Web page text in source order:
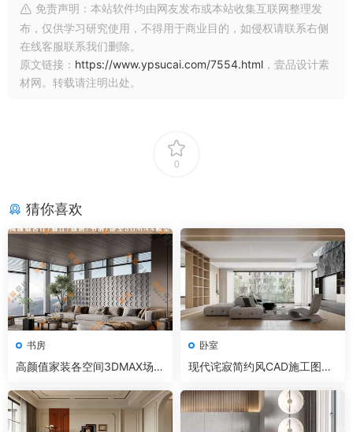
免责声明：本站软件均由网友发布或本站收集互联网整理发
布，仅供学习研究使用，不得用于商业目的，如侵权请联系右侧
在线客服联系我们删除。
原文链接： https://www.ypsucai.com/7554.html ，壹品设计素
材网。转载请注明出处。
0
猜你喜欢
书房
高颜值家装各空间3DMAX场景
卧室
现代诧寂简约风CAD施工图+3